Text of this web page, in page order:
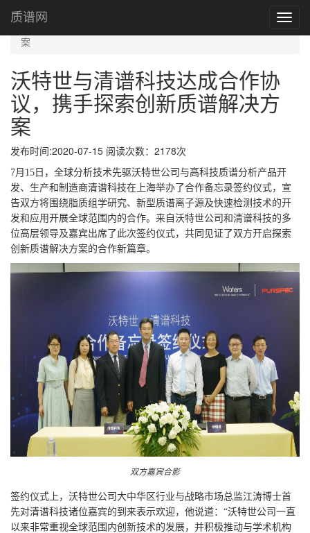
质谱网
首页
案
沃特世与清谱科技达成合作协
议，携手探索创新质谱解决方
案
发布时间:2020-07-15 阅读次数：2178次
7月15日，全球分析技术先驱沃特世公司与高科技质谱分析产品开
发、生产和制造商清谱科技在上海举办了合作备忘录签约仪式，宣
告双方将围绕脂质组学研究、新型质谱离子源及快速检测技术的开
发和应用开展全球范围内的合作。来自沃特世公司和清谱科技的多
位高层领导及嘉宾出席了此次签约仪式，共同见证了双方开启探索
创新质谱解决方案的合作新篇章。
双方嘉宾合影
签约仪式上，沃特世公司大中华区行业与战略市场总监江涛博士首
先对清谱科技诸位嘉宾的到来表示欢迎，他说道：“沃特世公司一直
以来非常重视全球范围内创新技术的发展，并积极推动与学术机构